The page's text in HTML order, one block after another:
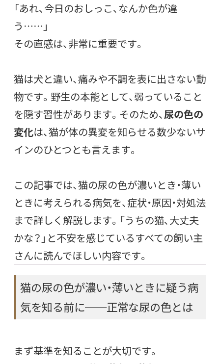
「あれ、今日のおしっこ、なんか色が違
う……」
その直感は、非常に重要です。
猫は犬と違い、痛みや不調を表に出さない動
物です。野生の本能として、弱っていること
を隠す習性があります。そのため、尿の色の
変化は、猫が体の異変を知らせる数少ないサ
インのひとつとも言えます。
この記事では、猫の尿の色が濃いとき・薄い
ときに考えられる病気を、症状・原因・対処法
まで詳しく解説します。「うちの猫、大丈夫
かな？」と不安を感じているすべての飼い主
さんに読んでほしい内容です。
猫の尿の色が濃い・薄いときに疑う病
気を知る前に──正常な尿の色とは
まず基準を知ることが大切です。